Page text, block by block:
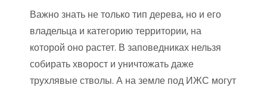
Важно знать не только тип дерева, но и его
владельца и категорию территории, на
которой оно растет. В заповедниках нельзя
собирать хворост и уничтожать даже
трухлявые стволы. А на земле под ИЖС могут